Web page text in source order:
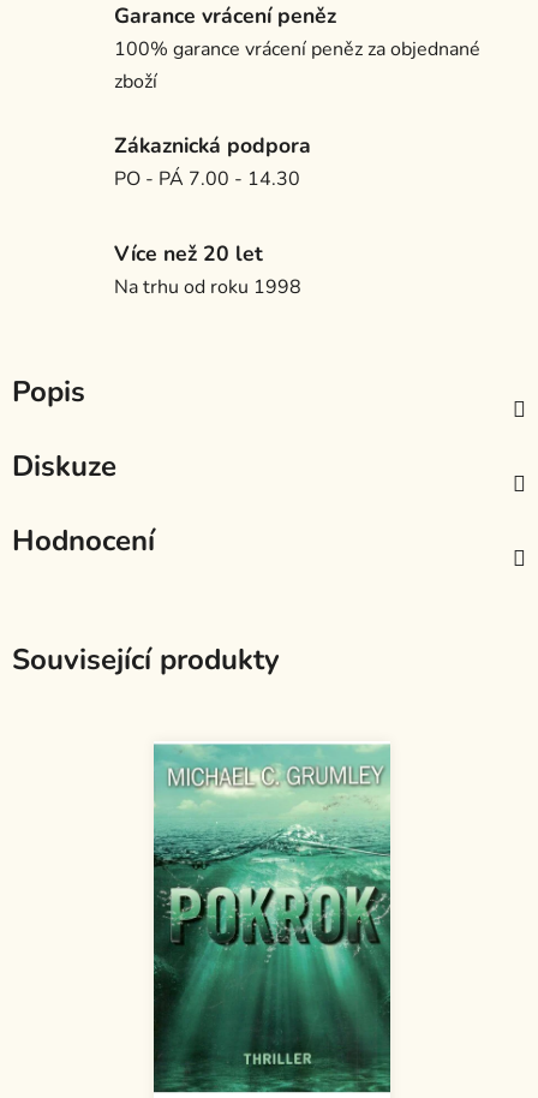
Garance vrácení peněz
100% garance vrácení peněz za objednané
zboží
Zákaznická podpora
PO - PÁ 7.00 - 14.30
Více než 20 let
Na trhu od roku 1998
Popis
Diskuze
Hodnocení
Související produkty